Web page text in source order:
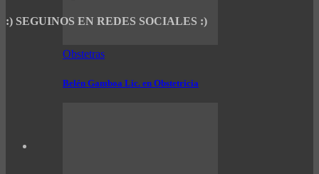
Obstetras
Belén Gamboa Lic. en Obstetricia
:) SEGUINOS EN REDES SOCIALES :)